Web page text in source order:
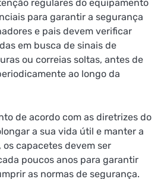
regulares do equipamento
para garantir a segurança
e pais devem verificar
em busca de sinais de
ou correias soltas, antes de
ao longo da
de acordo com as diretrizes do
a sua vida útil e manter a
os capacetes devem ser
poucos anos para garantir
as normas de segurança.